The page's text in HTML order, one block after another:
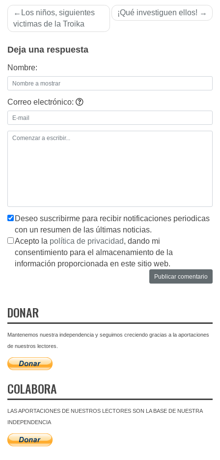
Navegación
de
Los niños, siguientes
victimas de la Troika
¡Qué investiguen ellos!
Deja una respuesta
Nombre:
Correo electrónico:
Deseo suscribirme para recibir notificaciones periodicas
con un resumen de las últimas noticias.
Acepto la política de privacidad, dando mi
consentimiento para el almacenamiento de la
información proporcionada en este sitio web.
DONAR
Mantenemos nuestra independencia y seguimos creciendo gracias a la aportaciones
de nuestros lectores.
COLABORA
LAS APORTACIONES DE NUESTROS LECTORES SON LA BASE DE NUESTRA
INDEPENDENCIA